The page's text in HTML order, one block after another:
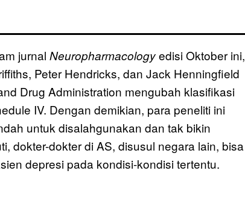
jurnal Neuropharmacologyedisi Oktober ini,
Peter Hendricks, dan Jack Henningfield
Drug Administration mengubah klasifikasi
IV. Dengan demikian, para peneliti ini
untuk disalahgunakan dan tak bikin
dokter-dokter di AS, disusul negara lain, bisa
depresi pada kondisi-kondisi tertentu.